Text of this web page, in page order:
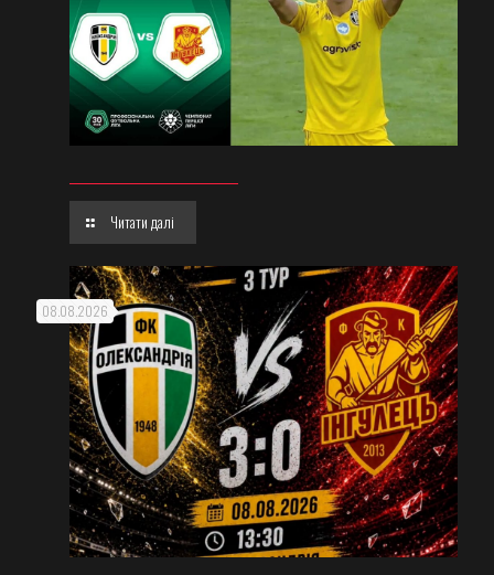
Читати далі
08.08.2026